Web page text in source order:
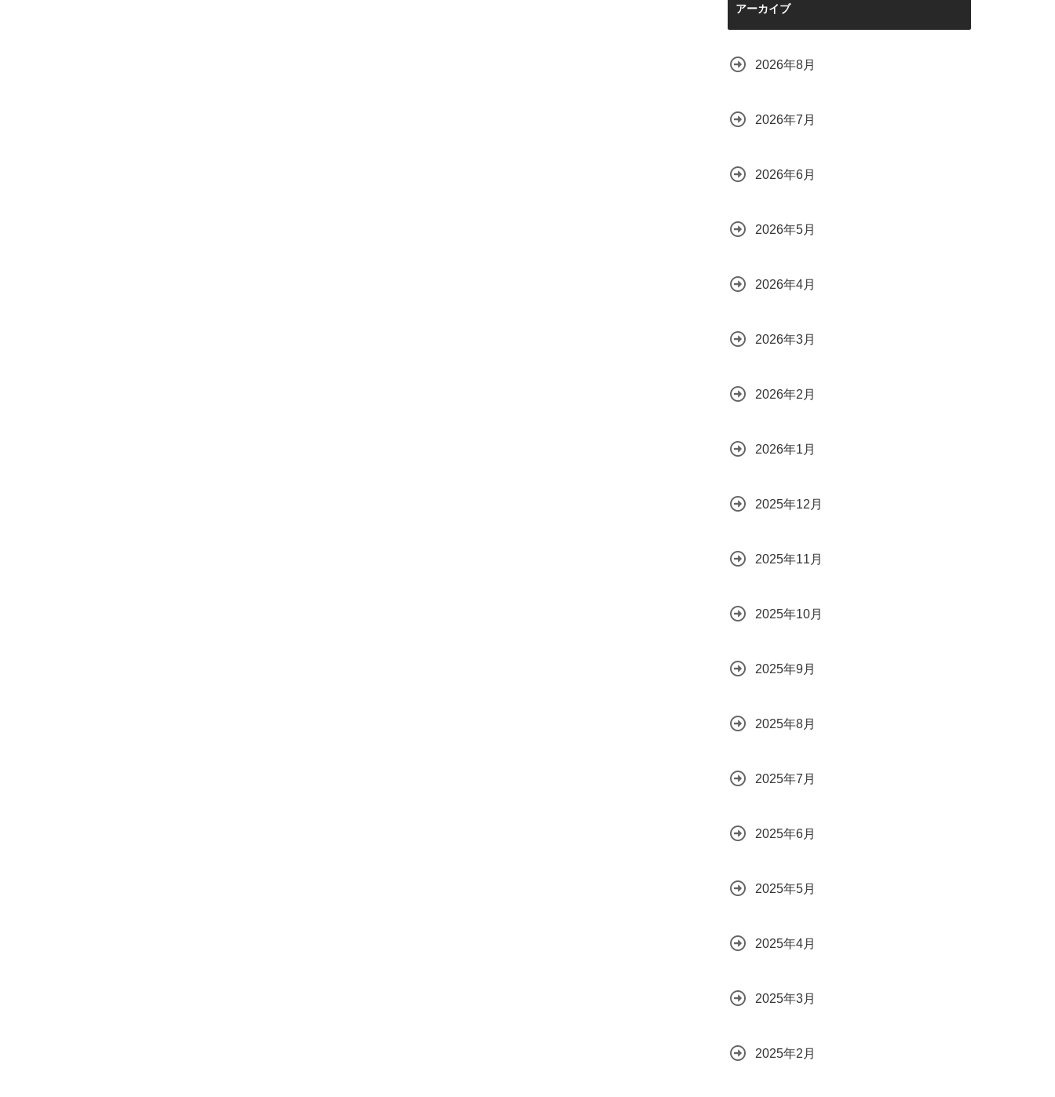
アーカイブ
2026年8月
2026年7月
2026年6月
2026年5月
2026年4月
2026年3月
2026年2月
2026年1月
2025年12月
2025年11月
2025年10月
2025年9月
2025年8月
2025年7月
2025年6月
2025年5月
2025年4月
2025年3月
2025年2月